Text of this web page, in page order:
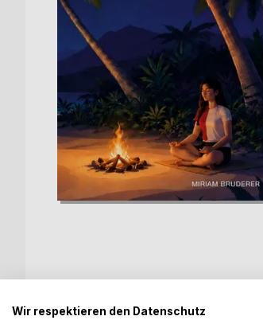
BESCHREIBUNG AUTOR/IN
Wir respektieren den Datenschutz